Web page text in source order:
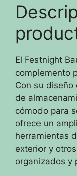
El Festnight
complemento
Con su
de
cómodo para
ofrece un
herramientas
exterior y
organizados y